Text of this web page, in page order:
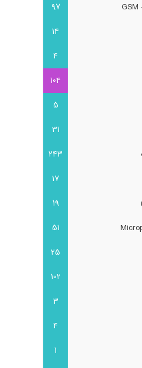
97
14
4
104
5
31
243
17
19
51
25
102
3
4
1